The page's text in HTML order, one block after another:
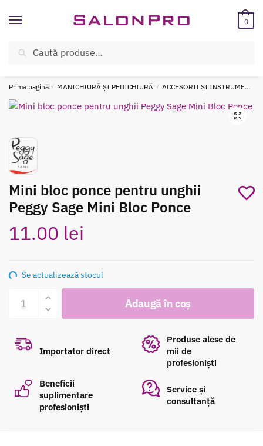
Caută
Caută
0
ÎNREGISTREAZĂ-TE SI BENEFICIEAZĂ DE CADOURI ȘI REDUCERI
Prima pagină / MANICHIURĂ ȘI PEDICHIURĂ / ACCESORII ȘI INSTRUMENTAR MANICHIURĂ
Mini bloc ponce pentru unghii
Peggy Sage Mini Bloc Ponce
11.00 lei
Se actualizează stocul
Mini
ponce
pentru
Peggy
Sage
Adaugă în coș
Importator direct
Produse alese de
mii de
profesioniști
Beneficii
suplimentare
profesioniști
Service și
consultanță